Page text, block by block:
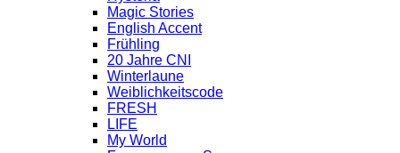
Magic Stories
English Accent
Frühling
20 Jahre CNI
Winterlaune
Weiblichkeitscode
FRESH
LIFE
My World